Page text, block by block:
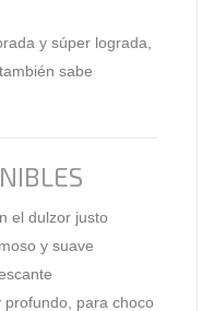
y súper lograda,
sabe
el dulzor justo
y suave
para choco